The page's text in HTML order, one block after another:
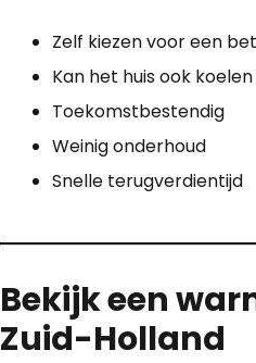
Zelf kiezen voor een
Kan het huis ook koelen
Toekomstbestendig
Weinig onderhoud
Snelle terugverdientijd
Bekijk een
Zuid-Holland